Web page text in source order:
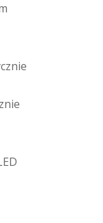
cznie
znie
ED